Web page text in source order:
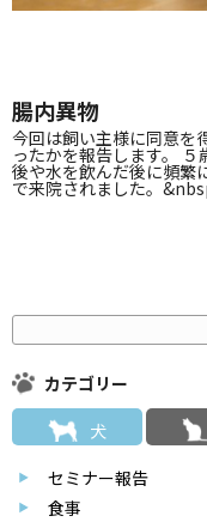
腸内異物
今回は飼い主様に同意を
ったかを報告します。
後や水を飲んだ後に頻繁
で来院されました。
カテゴリー
犬
セミナー報告
食事